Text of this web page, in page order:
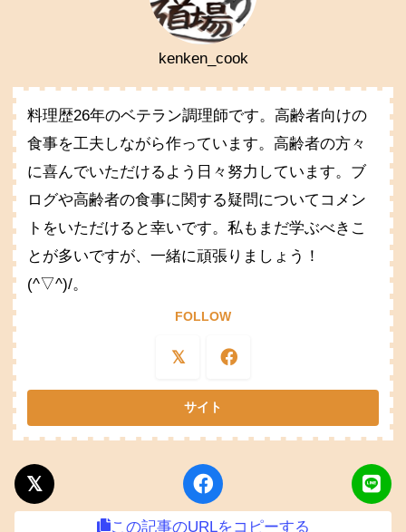
kenken_cook
料理歴26年のベテラン調理師です。高齢者向けの
食事を工夫しながら作っています。高齢者の方々
に喜んでいただけるよう日々努力しています。ブ
ログや高齢者の食事に関する疑問についてコメン
トをいただけると幸いです。私もまだ学ぶべきこ
とが多いですが、一緒に頑張りましょう！
(^▽^)/。
FOLLOW
この記事のURLをコピーする